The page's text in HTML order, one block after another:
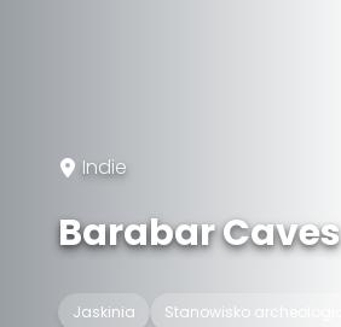
Indie
Barabar Caves
Jaskinia Stanowisko